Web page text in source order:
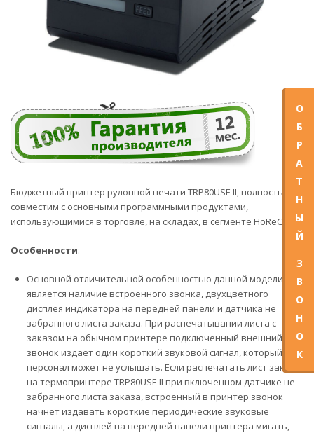
Бюджетный принтер рулонной печати TRP80USE II, полностью
совместим с основными программными продуктами,
использующимися в торговле, на складах, в сегменте HoReCa.
Особенности:
Основной отличительной особенностью данной модели
является наличие встроенного звонка, двухцветного
дисплея индикатора на передней панели и датчика не
забранного листа заказа. При распечатывании листа с
заказом на обычном принтере подключенный внешний
звонок издает один короткий звуковой сигнал, который
персонал может не услышать. Если распечатать лист заказа
на термопринтере TRP80USE II при включенном датчике не
забранного листа заказа, встроенный в принтер звонок
начнет издавать короткие периодические звуковые
сигналы, а дисплей на передней панели принтера мигать,
О
Б
Р
А
Т
Н
Ы
Й
З
В
О
Н
О
К